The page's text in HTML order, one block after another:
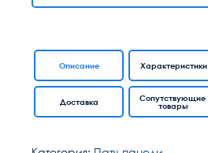
Описание Характеристики
Доставка
Сопутствующие
товары